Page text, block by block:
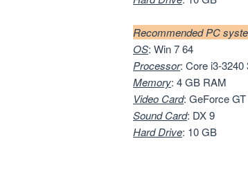
Recommended PC
OS: Win 7 64
Processor: Core i3-
Memory: 4 GB RAM
Video Card: GeForce
Sound Card: DX 9
Hard Drive: 10 GB